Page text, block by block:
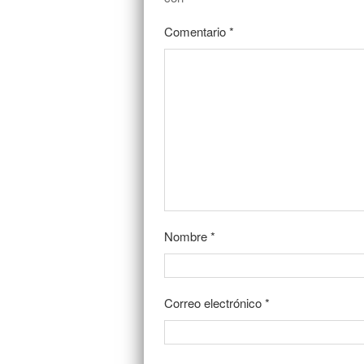
Comentario*
Nombre*
Correo electrónico*